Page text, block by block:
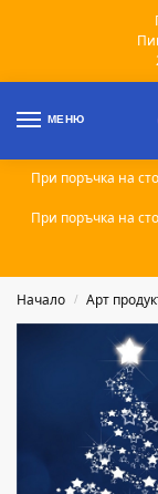
МЕНЮ
При поръчка на
При поръчка на
Начало / Арт